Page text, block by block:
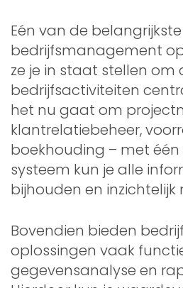
Eén van de
bedrijfsmanagement
ze je in staat stellen om
bedrijfsactiviteiten
het nu gaat om
klantrelatiebeheer,
boekhouding – met
systeem kun je alle
bijhouden en inzichtelijk
Bovendien bieden
oplossingen vaak
gegevensanalyse en